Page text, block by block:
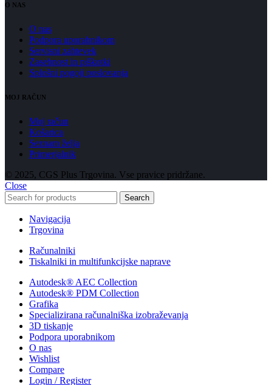
O NAS
O nas
Podpora uporabnikom
Servisni zahtevek
Zasebnost in piškotki
Splošni pogoji poslovanja
MOJ RAČUN
Moj račun
Košarica
Seznam želja
Primerjalnik
© 2025, CGS Plus Trgovina. Vse pravice pridržane.
Close
Search
Navigacija
Trgovina
Računalniki
Tiskalniki in multifunkcijske naprave
Autodesk® AEC Collection
Autodesk® PDM Collection
Grafika
Specializirana računalniška izobraževanja
3D tiskanje
Podpora uporabnikom
O nas
Wishlist
Compare
Login / Register